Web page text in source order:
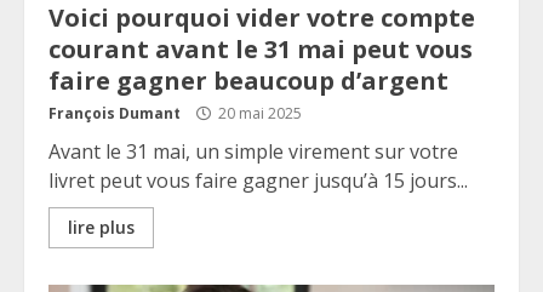
Voici pourquoi vider votre compte
courant avant le 31 mai peut vous
faire gagner beaucoup d’argent
François Dumant 20 mai 2025
Avant le 31 mai, un simple virement sur votre
livret peut vous faire gagner jusqu’à 15 jours...
lire plus